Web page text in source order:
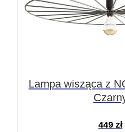
Lampa wisząca z
449 zł